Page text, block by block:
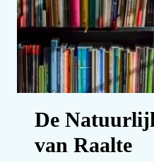
De
van Raalte